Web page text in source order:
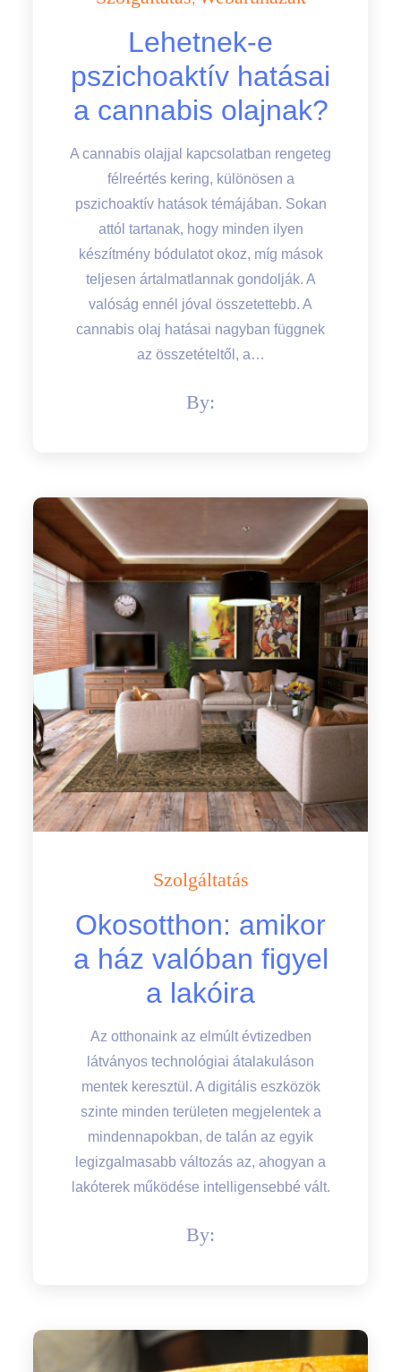
Lehetnek-e
pszichoaktív hatásai
a cannabis olajnak?
A cannabis olajjal kapcsolatban rengeteg
félreértés kering, különösen a
pszichoaktív hatások témájában. Sokan
attól tartanak, hogy minden ilyen
készítmény bódulatot okoz, míg mások
teljesen ártalmatlannak gondolják. A
valóság ennél jóval összetettebb. A
cannabis olaj hatásai nagyban függnek
az összetételtől, a…
By:
Szolgáltatás
Okosotthon: amikor
a ház valóban figyel
a lakóira
Az otthonaink az elmúlt évtizedben
látványos technológiai átalakuláson
mentek keresztül. A digitális eszközök
szinte minden területen megjelentek a
mindennapokban, de talán az egyik
legizgalmasabb változás az, ahogyan a
lakóterek működése intelligensebbé vált.
By: